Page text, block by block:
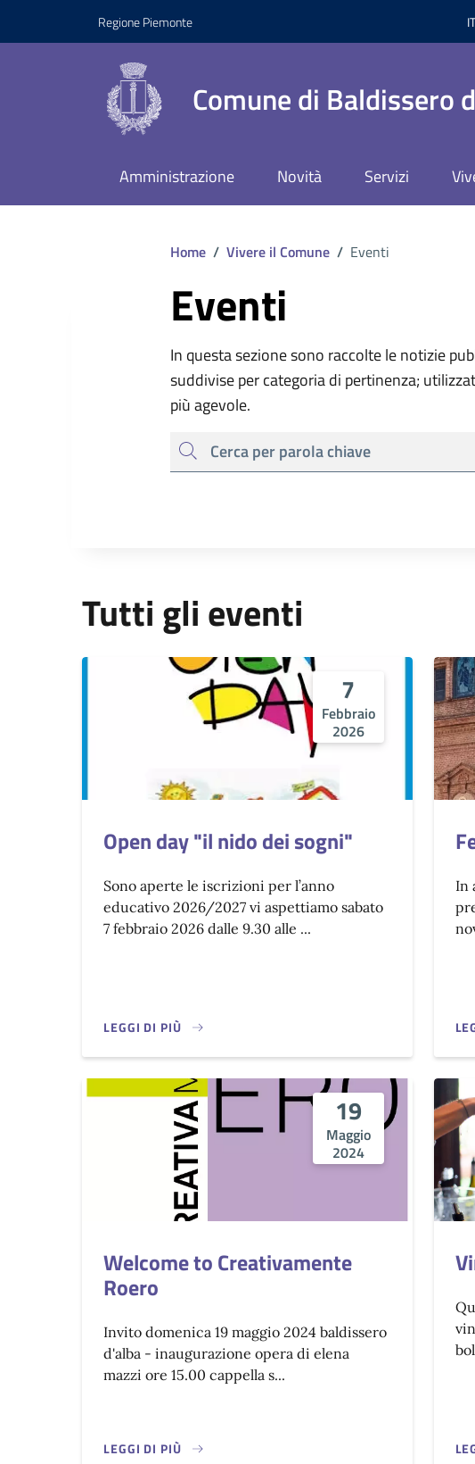
Regione Piemonte
Comune di Baldissero
Amministrazione Novità Servizi
Home / Vivere il Comune / Eventi
Eventi
In questa sezione sono raccolte le notizie
suddivise per categoria di pertinenza;
più agevole.
cerca
Tutti gli eventi
7
Febbraio
2026
Open day "il nido dei sogni"
Sono aperte le iscrizioni per l’anno
educativo 2026/2027 vi aspettiamo sabato
7 febbraio 2026 dalle 9.30 alle ...
LEGGI DI PIÙ
In
19
Maggio
2024
Welcome to Creativamente
Roero
Invito domenica 19 maggio 2024 baldissero
d'alba - inaugurazione opera di elena
mazzi ore 15.00 cappella s...
LEGGI DI PIÙ